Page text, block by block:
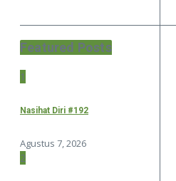
Featured Posts
1
Nasihat Diri #192
Agustus 7, 2026
2